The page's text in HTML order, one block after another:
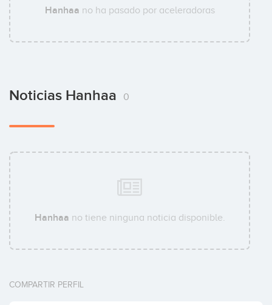
Hanhaa no ha pasado por aceleradoras
Noticias Hanhaa 0
Hanhaa no tiene ninguna noticia disponible.
COMPARTIR PERFIL